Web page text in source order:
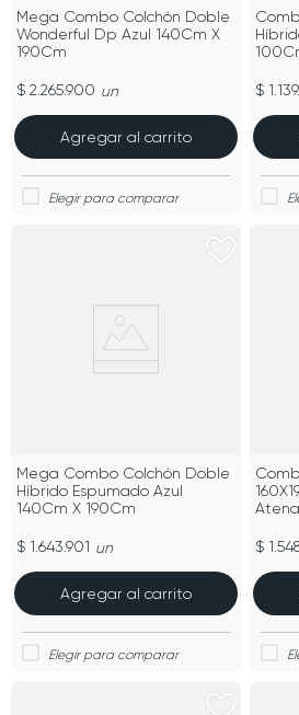
Mega Combo Colchón Doble
Wonderful Dp Azul 140Cm X
190Cm
$ 2.265.900 un
Agregar al carrito
$
Mega Combo Colchón Doble
Híbrido Espumado Azul
140Cm X 190Cm
$ 1.643.901 un
Agregar al carrito
$